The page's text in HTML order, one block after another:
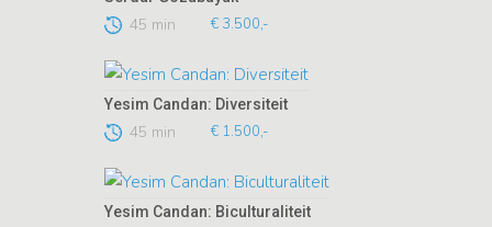
45 min € 3.500,-
Yesim Candan: Diversiteit
45 min € 1.500,-
Yesim Candan: Biculturaliteit